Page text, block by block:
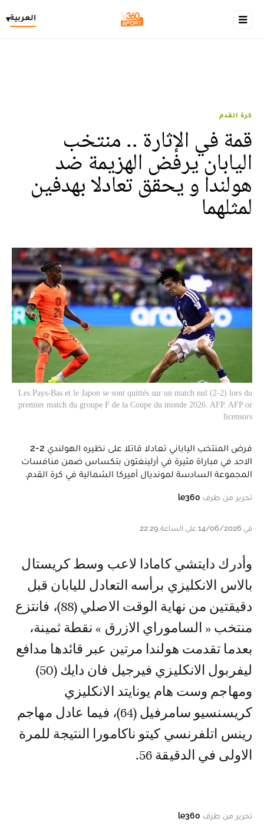
العربية▾
كرة القدم
قمة في الإثارة .. منتخب
اليابان يرفض الهزيمة ضد
هولندا و يحقق تعادلا بهدفين
لمثلهما
Les Pays-Bas et le Japon se sont quittés sur un match nul (2-2) lors du
premier match du groupe F de la Coupe du monde 2026. AFP. AFP or
licensors
فرض المنتخب الياباني تعادلا قاتلا على نظيره الهولندي 2-2
الاحد في مباراة مثيرة في أرلينغتون بتكساس ضمن منافسات
المجموعة السادسة لمونديال أميركا الشمالية في كرة القدم.
تحرير من طرف le360
في 14/06/2026 على الساعة 22:29
وأدرك دايتشي كامادا لاعب وسط كريستال
بالاس الانكليزي برأسه التعادل لليابان قبل
دقيقتين من نهاية الوقت الاصلي (88)، فانتزع
منتخب « الساموراي الازرق » نقطة ثمينة،
بعدما تقدمت هولندا مرتين عبر قائدها مدافع
ليفربول الانكليزي فيرجيل فان دايك (50)
ومهاجم وست هام يونايتد الانكليزي
كريسنسيو سامرفيل (64)، فيما عادل مهاجم
رينس اتلفرنسي كيتو ناكامورا النتيجة للمرة
الاولى في الدقيقة 56.
تحرير من طرف le360